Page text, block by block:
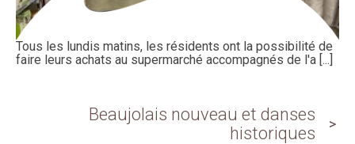
Tous les lundis matins, les résidents ont la possibilité de
faire leurs achats au supermarché accompagnés de l'a [...]
Beaujolais nouveau et danses
historiques